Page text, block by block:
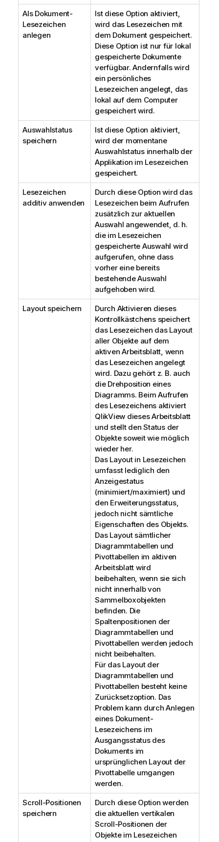
Als Dokument-
Lesezeichen
anlegen
Ist diese Option aktiviert,
wird das Lesezeichen mit
dem Dokument gespeichert.
Diese Option ist nur für lokal
gespeicherte Dokumente
verfügbar. Andernfalls wird
ein persönliches
Lesezeichen angelegt, das
lokal auf dem Computer
gespeichert wird.
Auswahlstatus
speichern
Ist diese Option aktiviert,
wird der momentane
Auswahlstatus innerhalb der
Applikation im Lesezeichen
gespeichert.
Lesezeichen
additiv anwenden
Durch diese Option wird das
Lesezeichen beim Aufrufen
zusätzlich zur aktuellen
Auswahl angewendet, d. h.
die im Lesezeichen
gespeicherte Auswahl wird
aufgerufen, ohne dass
vorher eine bereits
bestehende Auswahl
aufgehoben wird.
Layout speichern
Durch Aktivieren dieses
Kontrollkästchens speichert
das Lesezeichen das Layout
aller Objekte auf dem
aktiven Arbeitsblatt, wenn
das Lesezeichen angelegt
wird. Dazu gehört z. B. auch
die Drehposition eines
Diagramms. Beim Aufrufen
des Lesezeichens aktiviert
QlikView dieses Arbeitsblatt
und stellt den Status der
Objekte soweit wie möglich
wieder her.
Das Layout in Lesezeichen
umfasst lediglich den
Anzeigestatus
(minimiert/maximiert) und
den Erweiterungsstatus,
jedoch nicht sämtliche
Eigenschaften des Objekts.
Das Layout sämtlicher
Diagrammtabellen und
Pivottabellen im aktiven
Arbeitsblatt wird
beibehalten, wenn sie sich
nicht innerhalb von
Sammelboxobjekten
befinden. Die
Spaltenpositionen der
Diagrammtabellen und
Pivottabellen werden jedoch
nicht beibehalten.
Für das Layout der
Diagrammtabellen und
Pivottabellen besteht keine
Zurücksetzoption. Das
Problem kann durch Anlegen
eines Dokument-
Lesezeichens im
Ausgangsstatus des
Dokuments im
ursprünglichen Layout der
Pivottabelle umgangen
werden.
Scroll-Positionen
speichern
Durch diese Option werden
die aktuellen vertikalen
Scroll-Positionen der
Objekte im Lesezeichen